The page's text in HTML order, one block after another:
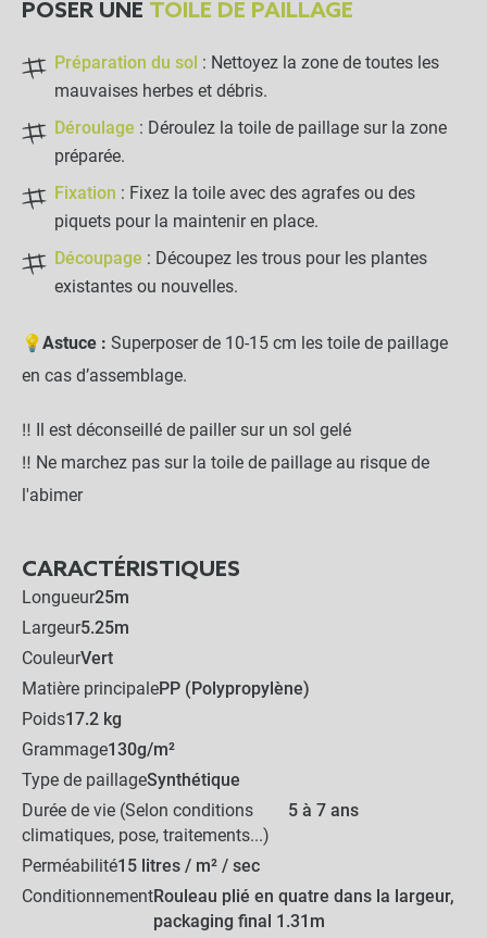
20x20x20cm - Sol meuble
- +
LES PRODUITS ALTERNATIFS
4x9x24cm - Sol caillouteux
+
Lot de 10 agrafes en bois
-
Kit complet : 125,80 €
Toile de Paillage
110,90 € +
AJOUTER L'ENSEMBLE AU
POSER UNE TOILE DE PAILLAGE
Préparation du sol : Nettoyez la zone de toutes les
mauvaises herbes et débris.
Déroulage : Déroulez la toile de paillage sur la zone
préparée.
Fixation : Fixez la toile avec des agrafes ou des
piquets pour la maintenir en place.
Découpage : Découpez les trous pour les plantes
existantes ou nouvelles.
💡Astuce : Superposer de 10-15 cm les toile de paillage
en cas d’assemblage.
‼️ Il est déconseillé de pailler sur un sol gelé
‼️ Ne marchez pas sur la toile de paillage au risque de
l'abimer
CARACTÉRISTIQUES
Longueur25m
Largeur5.25m
CouleurVert
Matière principalePP (Polypropylène)
Poids17.2 kg
Grammage130g/m²
Type de paillageSynthétique
Durée de vie (Selon conditions
climatiques, pose, traitements...)
5 à 7 ans
Perméabilité15 litres / m² / sec
ConditionnementRouleau plié en quatre dans la largeur,
packaging final 1.31m